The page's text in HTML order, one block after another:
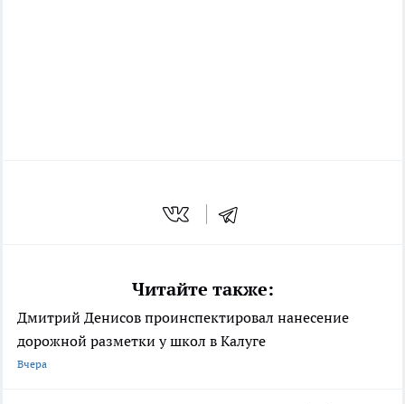
Читайте также:
Дмитрий Денисов проинспектировал нанесение
дорожной разметки у школ в Калуге
Вчера